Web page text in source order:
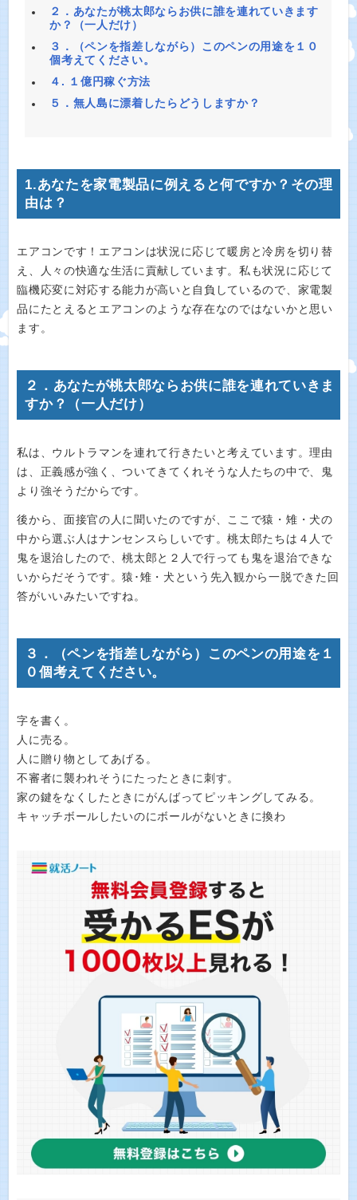
２．あなたが桃太郎ならお供に誰を連れていきます
か？（一人だけ）
３．（ペンを指差しながら）このペンの用途を１０
個考えてください。
４. １億円稼ぐ方法
５．無人島に漂着したらどうしますか？
1.あなたを家電製品に例えると何ですか？その理
由は？
エアコンです！エアコンは状況に応じて暖房と冷房を切り替
え、人々の快適な生活に貢献しています。私も状況に応じて
臨機応変に対応する能力が高いと自負しているので、家電製
品にたとえるとエアコンのような存在なのではないかと思い
ます。
２．あなたが桃太郎ならお供に誰を連れていきま
すか？（一人だけ）
私は、ウルトラマンを連れて行きたいと考えています。理由
は、正義感が強く、ついてきてくれそうな人たちの中で、鬼
より強そうだからです。
後から、面接官の人に聞いたのですが、ここで猿・雉・犬の
中から選ぶ人はナンセンスらしいです。桃太郎たちは４人で
鬼を退治したので、桃太郎と２人で行っても鬼を退治できな
いからだそうです。猿･雉・犬という先入観から一脱できた回
答がいいみたいですね。
３．（ペンを指差しながら）このペンの用途を１
０個考えてください。
字を書く。
人に売る。
人に贈り物としてあげる。
不審者に襲われそうにたったときに刺す。
家の鍵をなくしたときにがんばってピッキングしてみる。
キャッチボールしたいのにボールがないときに換わ